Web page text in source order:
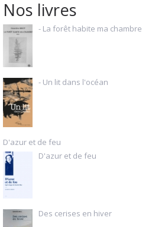
Nos livres
- La forêt habite ma chambre
- Un lit dans l'océan
D'azur et de feu
D'azur et de feu
Des cerises en hiver